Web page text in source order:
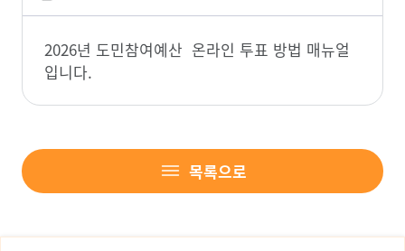
2026년 도민참여예산 온라인 투표 방법 매뉴얼
입니다.
목록으로